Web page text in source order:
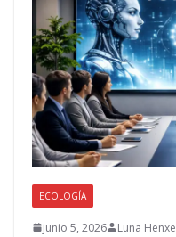
ECOLOGÍA
junio 5, 2026 Luna Henxe